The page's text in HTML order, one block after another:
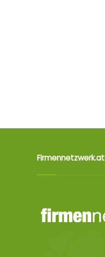
Firmennetzwerk.at